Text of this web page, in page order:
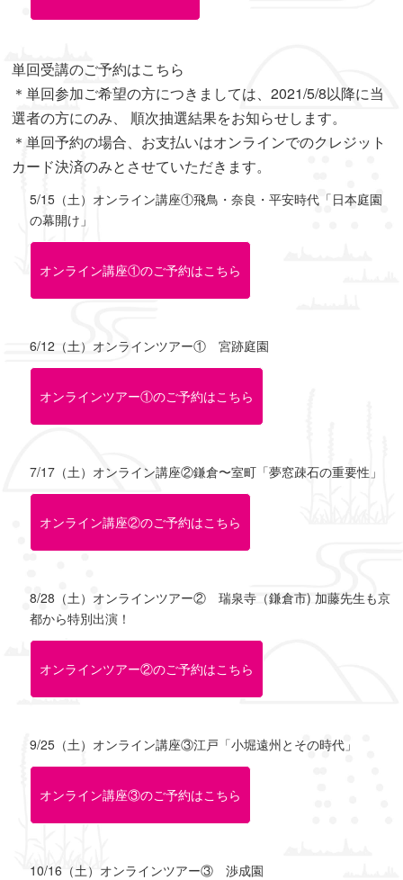
単回受講のご予約はこちら
＊単回参加ご希望の方につきましては、2021/5/8以降に当
選者の方にのみ、 順次抽選結果をお知らせします。
＊単回予約の場合、お支払いはオンラインでのクレジット
カード決済のみとさせていただきます。
5/15（土）オンライン講座①飛鳥・奈良・平安時代「日本庭園
の幕開け」
オンライン講座①のご予約はこちら
6/12（土）オンラインツアー① 宮跡庭園
オンラインツアー①のご予約はこちら
7/17（土）オンライン講座②鎌倉〜室町「夢窓疎石の重要性」
オンライン講座②のご予約はこちら
8/28（土）オンラインツアー② 瑞泉寺（鎌倉市) 加藤先生も京
都から特別出演！
オンラインツアー②のご予約はこちら
9/25（土）オンライン講座③江戸「小堀遠州とその時代」
オンライン講座③のご予約はこちら
10/16（土）オンラインツアー③ 渉成園